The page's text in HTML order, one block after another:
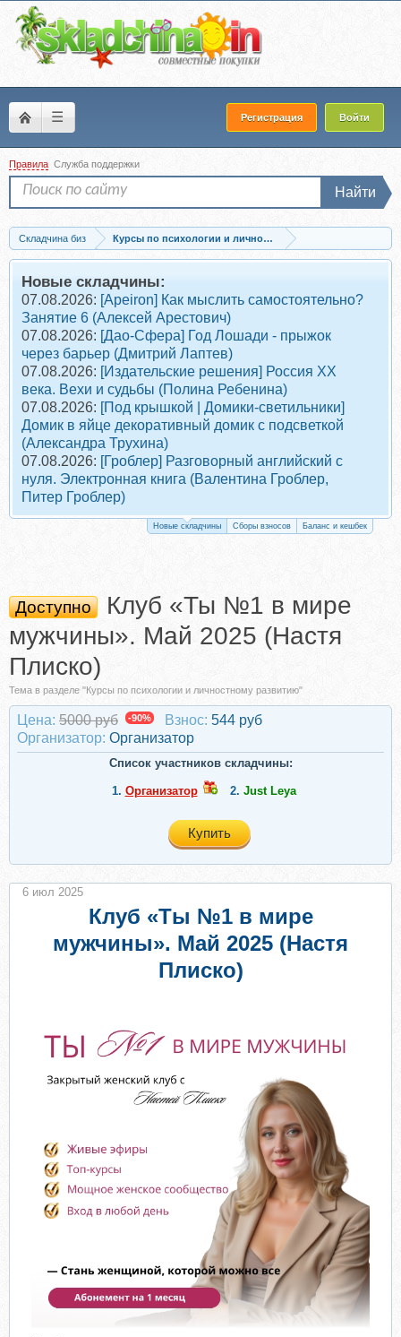
☰ Регистрация Войти
Правила Служба поддержки
Найти
Складчина биз
Курсы по психологии и личностному развитию
Скачать Клуб «Ты №1 в мире мужчины». Май 2025 (Настя Плиско)
Новые складчины:
07.08.2026: [Apeiron] Как мыслить самостоятельно?
Занятие 6 (Алексей Арестович)
07.08.2026: [Дао-Сфера] Год Лошади - прыжок
через барьер (Дмитрий Лаптев)
07.08.2026: [Издательские решения] Россия XX
века. Вехи и судьбы (Полина Ребенина)
07.08.2026: [Под крышкой | Домики-светильники]
Домик в яйце декоративный домик с подсветкой
(Александра Трухина)
07.08.2026: [Гроблер] Разговорный английский с
нуля. Электронная книга (Валентина Гроблер,
Питер Гроблер)
Новые складчины Сборы взносов Баланс и кешбек
Доступно
Клуб «Ты №1 в мире
мужчины». Май 2025 (Настя
Плиско)
Тема в разделе "Курсы по психологии и личностному развитию"
Цена: 5000 руб -90% Взнос: 544 руб
Организатор: Организатор
Список участников складчины:
1. Организатор 2. Just Leya
Купить
Клуб «Ты №1 в мире
мужчины». Май 2025 (Настя
Плиско)
6 июл 2025